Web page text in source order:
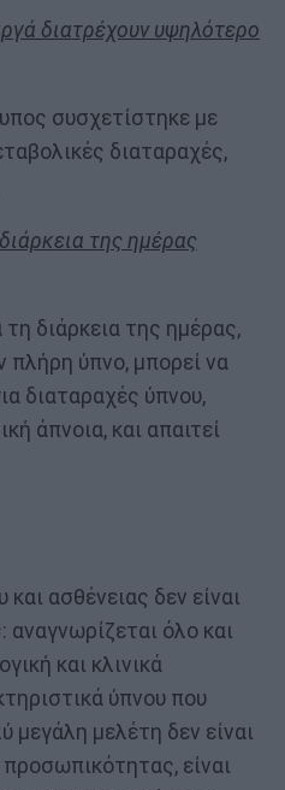
διατρέχουν υψηλότερο
συσχετίστηκε με
διαταραχές,
της ημέρας
διάρκεια της ημέρας,
πλήρη ύπνο, μπορεί να
διαταραχές ύπνου,
άπνοια, και απαιτεί
ασθένειας δεν είναι
όλο και
και κλινικά
ύπνου που
μεγάλη μελέτη δεν είναι
είναι